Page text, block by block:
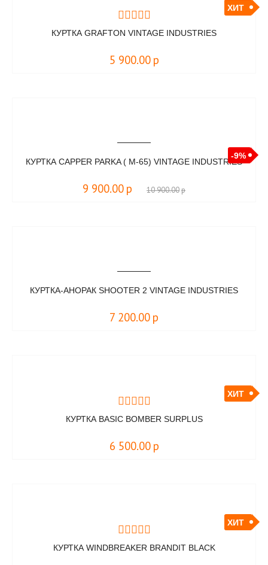
ХИТ
КУРТКА GRAFTON VINTAGE INDUSTRIES
5 900.00 р
-9%
КУРТКА CAPPER PARKA ( M-65) VINTAGE INDUSTRIES
9 900.00 р 10 900.00р
КУРТКА-АНОРАК SHOOTER 2 VINTAGE INDUSTRIES
7 200.00 р
ХИТ
КУРТКА BASIC BOMBER SURPLUS
6 500.00 р
ХИТ
КУРТКА WINDBREAKER BRANDIT BLACK